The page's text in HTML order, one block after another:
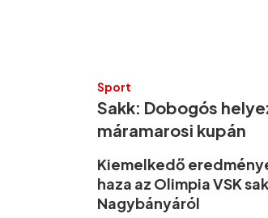
Sport
Sakk: Dobogós
máramarosi kupán
Kiemelkedő
haza az Olimpia VSK
Nagybányáról